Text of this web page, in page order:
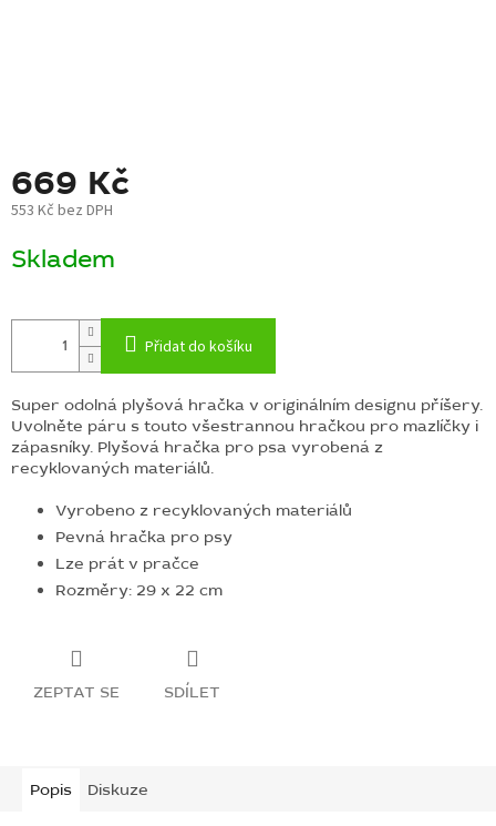
669 Kč
553 Kč bez DPH
cena:
Skladem
Přidat do košíku
Super odolná plyšová hračka v originálním designu příšery.
Uvolněte páru s touto všestrannou hračkou pro mazlíčky i
zápasníky. Plyšová hračka pro psa vyrobená z
recyklovaných materiálů.
Vyrobeno z recyklovaných materiálů
Pevná hračka pro psy
Lze prát v pračce
Rozměry: 29 x 22 cm
ZEPTAT SE SDÍLET
Popis Diskuze